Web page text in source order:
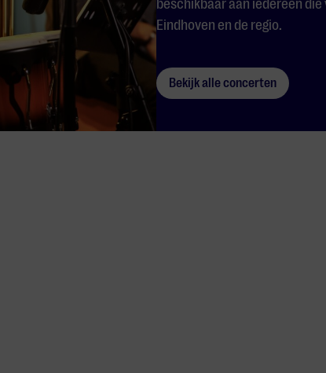
beschikbaar aan iedereen
Eindhoven en de regio.
Bekijk alle concerten